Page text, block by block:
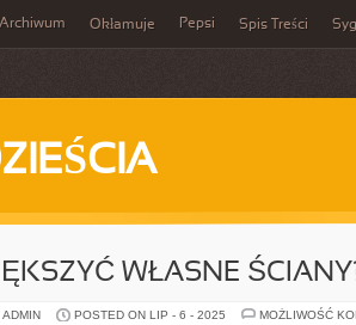
Archiwum Okłamuje Pepsi Spis Treści
WŁASNE
POSTED ON LIP - 6 - 2025
MOŻLIWOŚĆ